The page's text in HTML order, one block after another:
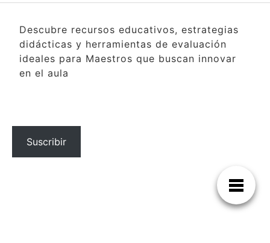
Descubre recursos educativos, estrategias
didácticas y herramientas de evaluación
ideales para Maestros que buscan innovar
en el aula
Suscribir